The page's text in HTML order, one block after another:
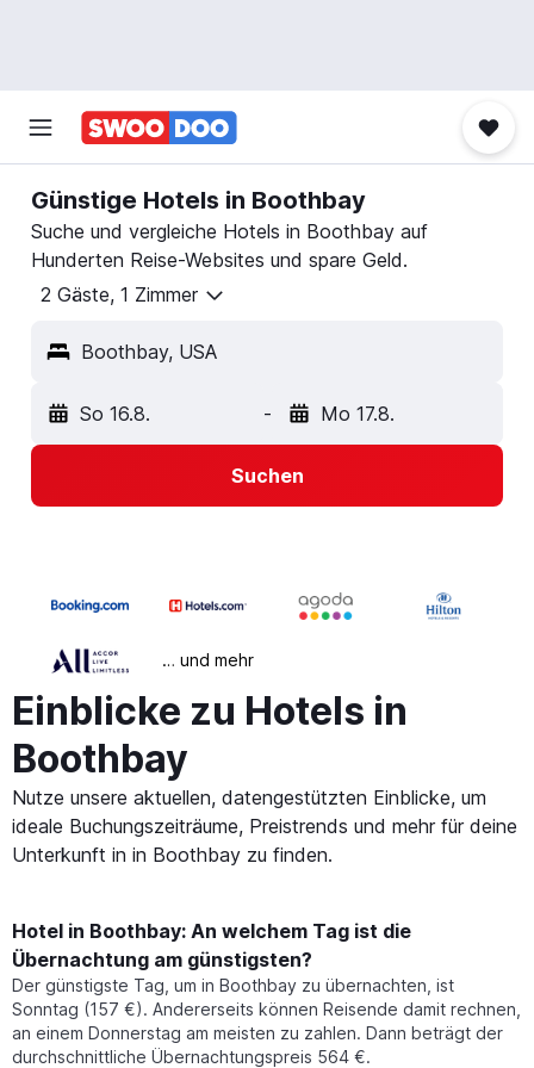
Günstige Hotels in Boothbay
Suche und vergleiche Hotels in Boothbay auf
Hunderten Reise-Websites und spare Geld.
2 Gäste, 1 Zimmer
Boothbay, USA
So 16.8. - Mo 17.8.
Suchen
… und mehr
Einblicke zu Hotels in
Boothbay
Nutze unsere aktuellen, datengestützten Einblicke, um
ideale Buchungszeiträume, Preistrends und mehr für deine
Unterkunft in in Boothbay zu finden.
Hotel in Boothbay: An welchem Tag ist die
Übernachtung am günstigsten?
Der günstigste Tag, um in Boothbay zu übernachten, ist
Sonntag (157 €). Andererseits können Reisende damit rechnen,
an einem Donnerstag am meisten zu zahlen. Dann beträgt der
durchschnittliche Übernachtungspreis 564 €.